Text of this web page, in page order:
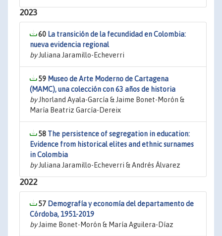
2023
60 La transición de la fecundidad en Colombia:
nueva evidencia regional
byJuliana Jaramillo-Echeverri
59 Museo de Arte Moderno de Cartagena
(MAMC), una colección con 63 años de historia
byJhorland Ayala-García & Jaime Bonet-Morón &
María Beatriz García-Dereix
58 The persistence of segregation in education:
Evidence from historical elites and ethnic surnames
in Colombia
byJuliana Jaramillo-Echeverri & Andrés Álvarez
2022
57 Demografía y economía del departamento de
Córdoba, 1951-2019
byJaime Bonet-Morón & María Aguilera-Díaz